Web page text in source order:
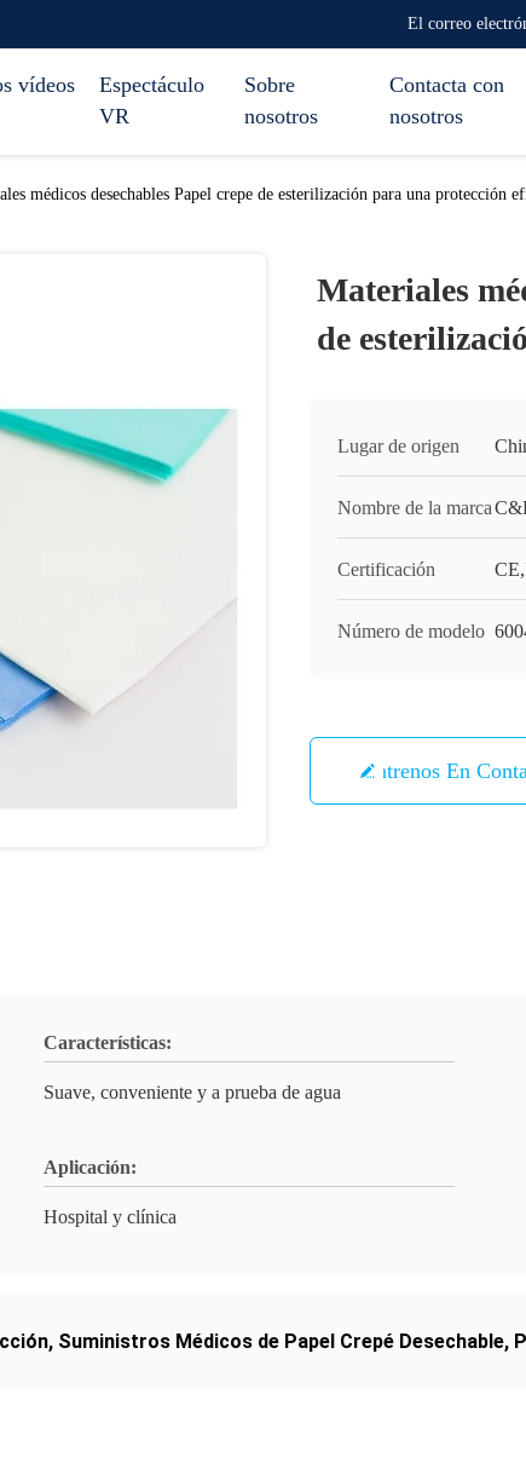
El correo
vídeos
Espectáculo
VR
Sobre
nosotros
Contacta con
nosotros
médicos desechables Papel crepe de esterilización para una protección
Materiales
de
Lugar de origen
Nombre de la marca
Certificación
Número de modelo
Éntrenos En
Características:
Suave, conveniente y a prueba de agua
Aplicación:
Hospital y clínica
, Suministros Médicos de Papel Crepé Desechable,